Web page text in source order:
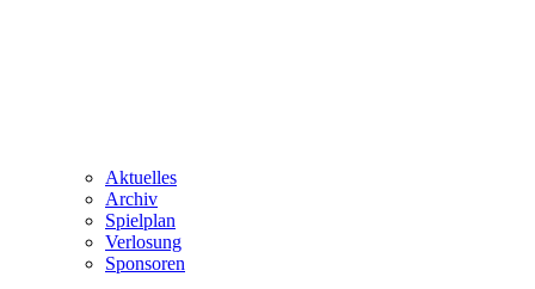
Aktuelles
Archiv
Spielplan
Verlosung
Sponsoren